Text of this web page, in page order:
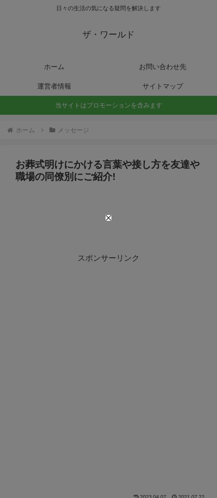
日々の生活の気になる疑問を解決します
ザ・ワールド
ホーム お問い合わせ先
運営者情報 サイトマップ
当サイトはプロモーションを含みます
ホーム メッセージ
お葬式明けにかける言葉や接し方を友達や
職場の同僚別にご紹介!
スポンサーリンク